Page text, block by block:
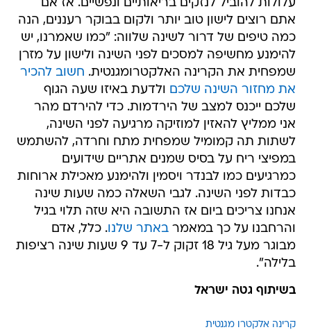
עלולות להוביל לנזקים בריאותיים ונפשיים. אז אם
אתם רוצים לישון טוב יותר ולקום בבוקר רעננים, הנה
כמה טיפים של דרור לשינה שלווה: "כמו שאמרנו, יש
להימנע מחשיפה למסכים לפני השינה ולישון על מזרן
שמפחית את הקרינה האלקטרומגנטית. חשוב להכיר
את מחזור השינה שלכם ולדעת באיזו שעה הגוף
שלכם ייכנס למצב של הירדמות. כדי להירדם מהר
אני ממליץ להאזין למוזיקה מרגיעה לפני השינה,
לשתות תה קמומיל שמפחית מתח וחרדה, להשתמש
במפיצי ריח על בסיס שמנים אתריים שידועים
כמרגיעים כמו לבנדר ויסמין ולהימנע מאכילת ארוחות
כבדות לפני השינה. לגבי השאלה כמה שעות שינה
אנחנו צריכים ביום אז התשובה היא שזה תלוי בגיל
והרחבנו על כך במאמרבאתר שלנו. כלל, אדם
מבוגר מעל גיל 18 זקוק ל-7 עד 9 שעות שינה רציפות
בלילה".
בשיתוף גטה ישראל
קרינה אלקטרו מגנטית